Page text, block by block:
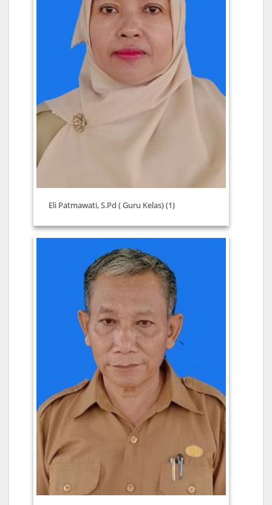
Eli Patmawati, S.Pd ( Guru Kelas) (1)